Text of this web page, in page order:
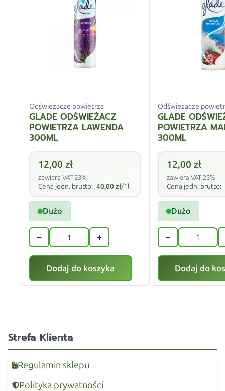
Odświeżacze powietrza
GLADE ODŚWIEŻACZ
POWIETRZA LAWENDA
300ML
12,00 zł
zawiera VAT 23%
Cena jedn. brutto: 40,00zł/1l
Dużo
− +
Dodaj do koszyka
Odświeżacze
GLADE
POWIETRZA
300ML
12,00 zł
zawiera VAT 23%
Cena jedn. brutto:
Dużo
−
Dodaj do
Strefa Klienta
Regulamin sklepu
Polityka prywatności